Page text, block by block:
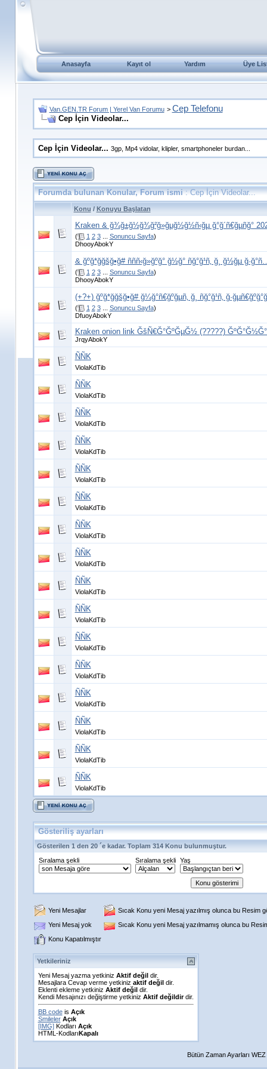
Anasayfa Kayıt ol Yardım Üye
Van.GEN.TR Forum | Yerel Van Forumu > Cep Telefonu
Cep İçin Videolar...
Cep İçin Videolar... 3gp, Mp4 vidolar, klipler, smartphoneler burdan...
Forumda bulunan Konular, Forum ismi: Cep İçin Videolar...
Konu / Konuyu Başlatan
Kraken & ğ¾ğ±ğ½ğ¾ğ²ğ»ğµğ½ğ½ñ‹ğµ ğ°ğ´ñ€ğµñğ°
( 1 2 3 Sonuncu Sayfa)
DhooyAbokY
& ğºğ*ğğšğ•ğ# ñññ‹ğ»ğºğ° ğ½ğ° ñğ°ğ¹ñ‚ ğ¸ ğ½ğµ
( 1 2 3 Sonuncu Sayfa)
DhooyAbokY
(+?+) ğºğ*ğğšğ•ğ# ğ¼ğ°ñ€ğºğµñ‚ ğ¸ ñğ°ğ¹ñ‚
( 1 2 3 Sonuncu Sayfa)
DfuoyAbokY
Kraken onion link ĞšÑ€Ğ°ĞºĞµĞ½ (?????)
JrqyAbokY
ÑÑK
ViolaKdTib
ÑÑK
ViolaKdTib
ÑÑK
ViolaKdTib
ÑÑK
ViolaKdTib
ÑÑK
ViolaKdTib
ÑÑK
ViolaKdTib
ÑÑK
ViolaKdTib
ÑÑK
ViolaKdTib
ÑÑK
ViolaKdTib
ÑÑK
ViolaKdTib
ÑÑK
ViolaKdTib
ÑÑK
ViolaKdTib
ÑÑK
ViolaKdTib
ÑÑK
ViolaKdTib
ÑÑK
ViolaKdTib
ÑÑK
ViolaKdTib
Gösteriliş ayarları
Gösterilen 1 den 20 ´e kadar. Toplam 314 Konu bulunmuştur.
Sıralama şekli
Sıralama şekli Yaş
Yeni Mesajlar
Sıcak Konu yeni Mesaj yazılmış olunca bu Resim
Yeni Mesaj yok
Sıcak Konu yeni Mesaj yazılmamış olunca bu
Konu Kapatılmıştır
Yetkileriniz
Yeni Mesaj yazma yetkiniz Aktif değildir.
Mesajlara Cevap verme yetkiniz aktif değildir.
Eklenti ekleme yetkiniz Aktif değildir.
Kendi Mesajınızı değiştirme yetkiniz Aktif değildirdir.
BB codeis Açık
Smileler Açık
[IMG]Kodları Açık
HTML-KodlarıKapalı
Bütün Zaman Ayarları